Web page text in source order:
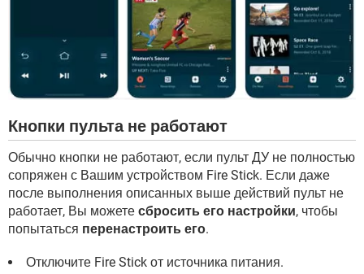
Кнопки пульта не работают
Обычно кнопки не работают, если пульт ДУ не полностью
сопряжен с Вашим устройством Fire Stick. Если даже
после выполнения описанных выше действий пульт не
работает, Вы можете сбросить его настройки, чтобы
попытаться перенастроить его.
Отключите Fire Stick от источника питания.